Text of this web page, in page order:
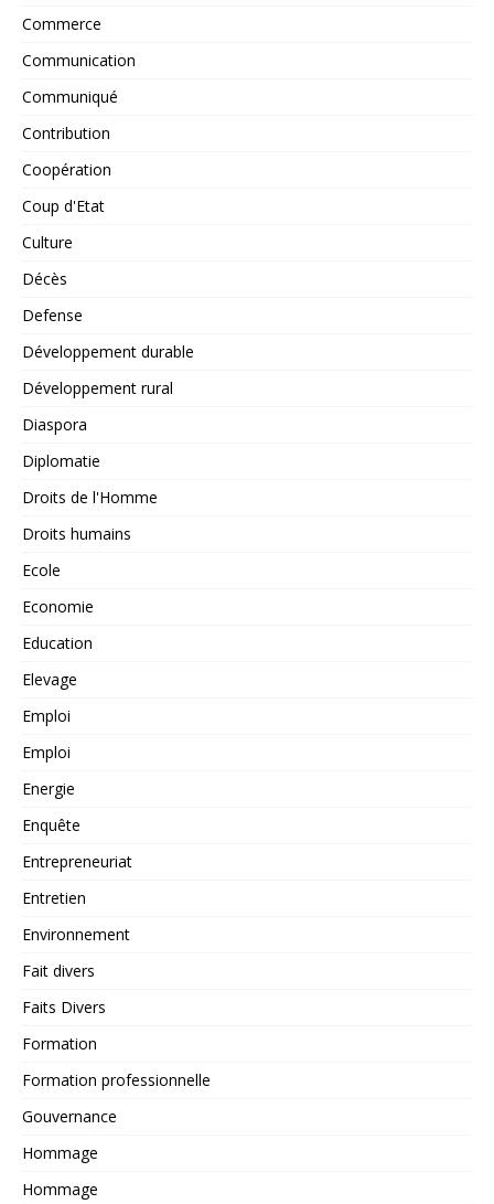
Commerce
Communication
Communiqué
Contribution
Coopération
Coup d'Etat
Culture
Décès
Defense
Développement durable
Développement rural
Diaspora
Diplomatie
Droits de l'Homme
Droits humains
Ecole
Economie
Education
Elevage
Emploi
Emploi
Energie
Enquête
Entrepreneuriat
Entretien
Environnement
Fait divers
Faits Divers
Formation
Formation professionnelle
Gouvernance
Hommage
Hommage